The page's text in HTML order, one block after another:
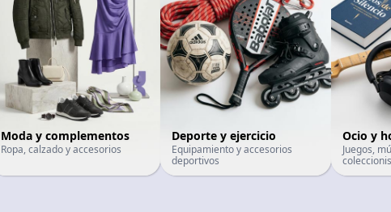
Moda y complementos
Ropa, calzado y accesorios
Deporte y ejercicio
Equipamiento y accesorios
deportivos
Ocio y
Juegos,